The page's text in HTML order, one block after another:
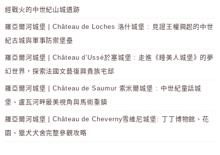
經戰火的中世紀山城遺跡
羅亞爾河城堡 | Château de Loches 洛什城堡 : 見證王權興起的中世
紀古城與軍事防禦堡壘
羅亞爾河城堡 | Château d’Ussé於塞城堡 : 走進《睡美人城堡》的夢
幻世界，探索法國文藝復興貴族宅邸
羅亞爾河城堡 | Château de Saumur 索米爾城堡 : 中世紀童話城
堡、盧瓦河畔最美視角與馬術重鎮
羅亞爾河城堡 | Château de Cheverny雪維尼城堡: 丁丁博物館、花
園、獵犬犬舍完整參觀攻略